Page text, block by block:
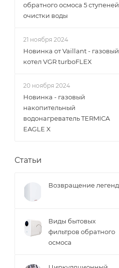
обратного осмоса 5 ступеней
очистки воды
21 ноября 2024
Новинка от Vaillant - газовый
котел VGR turboFLEX
20 ноября 2024
Новинка - газовый
накопительный
водонагреватель TERMICA
EAGLE X
Статьи
Возвращение
Виды бытовых
фильтров обратного
осмоса